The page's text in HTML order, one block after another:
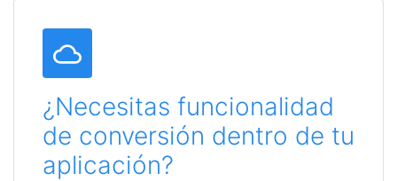
¿Necesitas funcionalidad
de conversión dentro de tu
aplicación?